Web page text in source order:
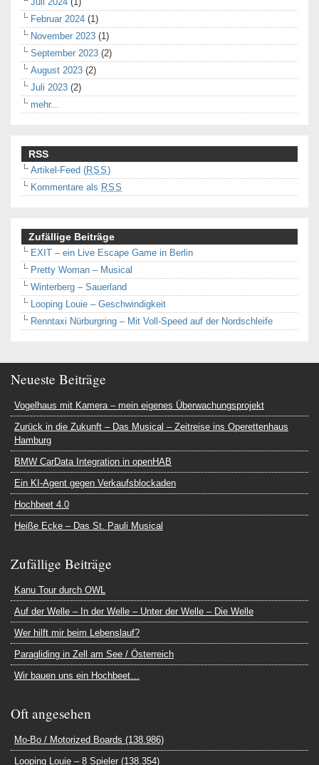
Februar 2024 (1)
November 2023 (1)
September 2023 (2)
August 2023 (2)
Juli 2023 (2)
mehr...
RSS
Artikel-Feed (RSS)
Kommentare als RSS
Zufällige Beiträge
EXIT – ein Live Escape Game in Berlin
Pretty Woman – Musical
Winterberg – Sauerland
Looping Louie – Geschwindigkeit
Renntaxi Nürburgring – Mit Voll-Speed auf der Nordschleife
Neueste Beiträge
Vogelhaus mit Kamera – mein eigenes Überwachungsprojekt
Zurück in die Zukunft – Das Musical – Zeitreise ins Operettenhaus
Hamburg
BMW CarData Integration in openHAB
Ein KI-Agent gegen Verkaufsblockaden
Hochbeet 4.0
Heiße Ecke – Das St. Pauli Musical
Zufällige Beiträge
Kanu Tour durch OWL
Auf der Welle – In der Welle – Unter der Welle – Die Welle
Wer hilft mir beim Lebenslauf?
Paragliding in Zell am See / Österreich
Wir bauen uns ein Hochbeet…
Oft angesehen
Mo-Bo / Motorized Boards (138.986)
Looping Louie – 8 Spieler (138.354)